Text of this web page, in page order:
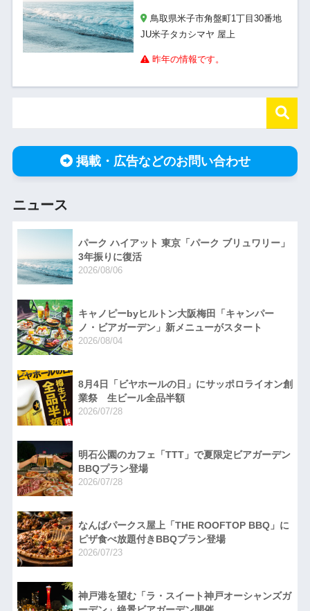
鳥取県米子市角盤町1丁目30番地
JU米子タカシマヤ 屋上
昨年の情報です。
掲載・広告などのお問い合わせ
ニュース
パーク ハイアット 東京「パーク ブリュワリー」
3年振りに復活
2026/08/06
キャノピーbyヒルトン大阪梅田「キャンパー
ノ・ビアガーデン」新メニューがスタート
2026/08/04
8月4日「ビヤホールの日」にサッポロライオン創
業祭 生ビール全品半額
2026/07/28
明石公園のカフェ「TTT」で夏限定ビアガーデン
BBQプラン登場
2026/07/28
なんばパークス屋上「THE ROOFTOP BBQ」に
ピザ食べ放題付きBBQプラン登場
2026/07/23
神戸港を望む「ラ・スイート神戸オーシャンズガ